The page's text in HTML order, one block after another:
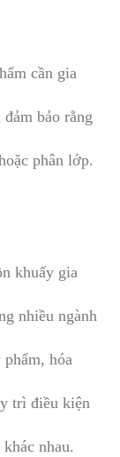
cần gia
bảo rằng
phân lớp.
khuấy gia
nhiều ngành
hóa
trì điều kiện
nhau.